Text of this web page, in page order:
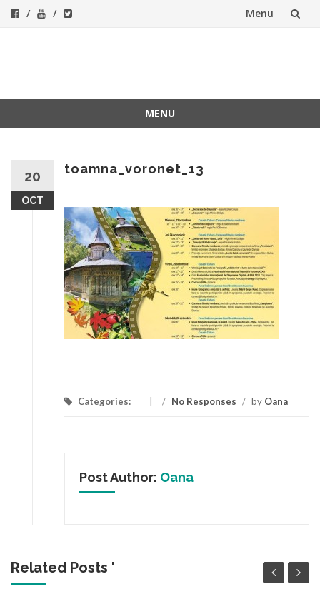
Menu
MENU
20
OCT
toamna_voronet_13
Categories: / No Responses / by Oana
Post Author: Oana
Related Posts '